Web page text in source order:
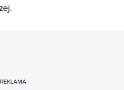
REKLAMA